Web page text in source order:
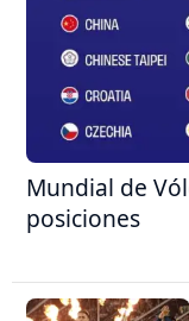
Mundial de
posiciones